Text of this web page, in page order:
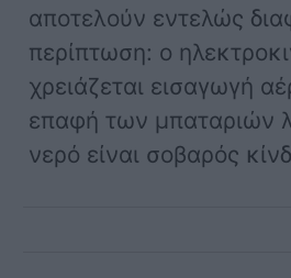
αποτελούν εντελώς
περίπτωση: ο
χρειάζεται εισαγωγή
επαφή των μπαταριών
νερό είναι σοβαρός